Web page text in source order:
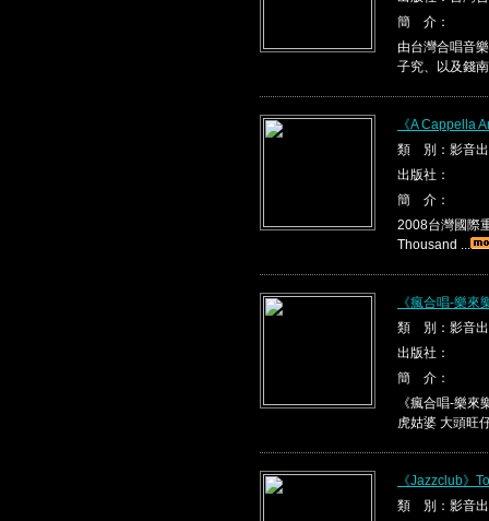
簡 介：
由台灣合唱音
子究、以及錢
《A Cappella
類 別：影音
出版社：
簡 介：
2008台灣國際
Thousand ...
《瘋合唱-樂
類 別：影音
出版社：
簡 介：
《瘋合唱-樂
虎姑婆 大頭旺
《Jazzclub》
類 別：影音